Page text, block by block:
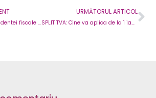
INFO – Stabilirea rezidentei fiscale a persoanei fizice romane la plecarea din tara
URMĂTORUL ARTICOL
SPLIT TVA: Cine va aplica de la 1 ianuarie 2018?